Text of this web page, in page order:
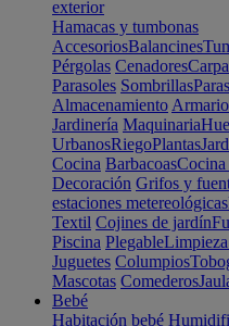
exterior
Hamacas y tumbonas
AccesoriosBalancines
Pérgolas Cenadores
Parasoles Sombrillas
Almacenamiento
Jardinería Maquinaria
UrbanosRiegoPlantas
Cocina Barbacoas
Decoración Grifos y
estaciones metereológicas
Textil Cojines de jardín
Piscina Plegable
Juguetes Columpios
Mascotas Comederos
Bebé
Habitación bebé